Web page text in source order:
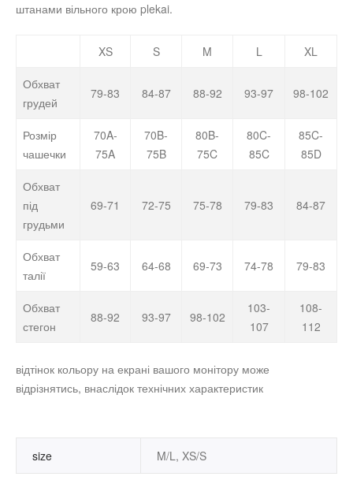
штанами вільного крою plekai.
XS S M L XL
Обхват
грудей
79-83 84-87 88-92 93-97 98-102
Розмір
чашечки
70A-
75A
70B-
75B
80B-
75C
80C-
85C
85C-
85D
Обхват
під
грудьми
69-71 72-75 75-78 79-83 84-87
Обхват
талії
59-63 64-68 69-73 74-78 79-83
Обхват
стегон
88-92 93-97 98-102
103-
107
108-
112
відтінок кольору на екрані вашого монітору може
відрізнятись, внаслідок технічних характеристик
size M/L, XS/S